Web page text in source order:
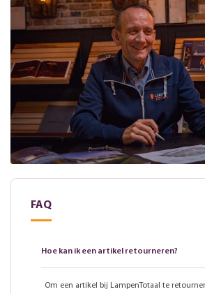
FAQ
Hoe kan ik een artikel retourneren?
Om een artikel bij LampenTotaal te